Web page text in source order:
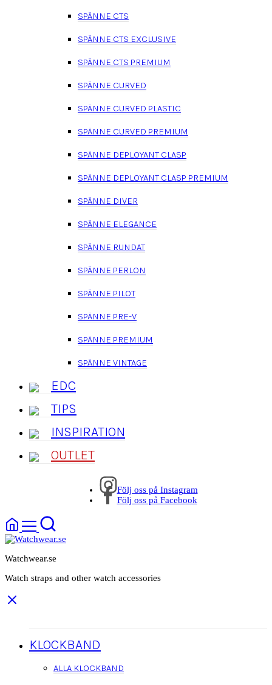
SPÄNNE CTS
SPÄNNE CTS EXCLUSIVE
SPÄNNE CTS PREMIUM
SPÄNNE CURVED
SPÄNNE CURVED PLASTIC
SPÄNNE CURVED PREMIUM
SPÄNNE DEPLOYANT CLASP
SPÄNNE DEPLOYANT CLASP PREMIUM
SPÄNNE DIVER
SPÄNNE ELEGANCE
SPÄNNE RUNDAT
SPÄNNE PERLON
SPÄNNE PILOT
SPÄNNE PRE-V
SPÄNNE PREMIUM
SPÄNNE VINTAGE
EDC
TIPS
INSPIRATION
OUTLET
Följ oss på Instagram
Följ oss på Facebook
Watchwear.se
Watch straps and other watch accessories
KLOCKBAND
ALLA KLOCKBAND